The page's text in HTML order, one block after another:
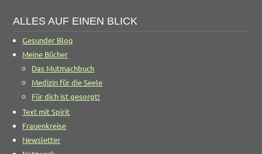
ALLES AUF EINEN BLICK
Gesunder Blog
Meine Bücher
Das Mutmachbuch
Medizin für die Seele
Für dich ist gesorgt!
Text mit Spirit
Frauenkreise
Newsletter